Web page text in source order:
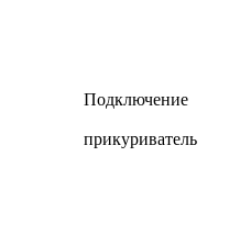
Подключение
прикуриватель